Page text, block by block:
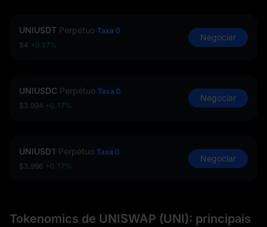
UNIUSDT Perpétuo Taxa 0
$4 +0.27%
Negociar
UNIUSDC Perpétuo Taxa 0
$3.994 +0.17%
Negociar
UNIUSD1 Perpétuo Taxa 0
$3.996 +0.17%
Negociar
Tokenomics de UNISWAP (UNI): principais